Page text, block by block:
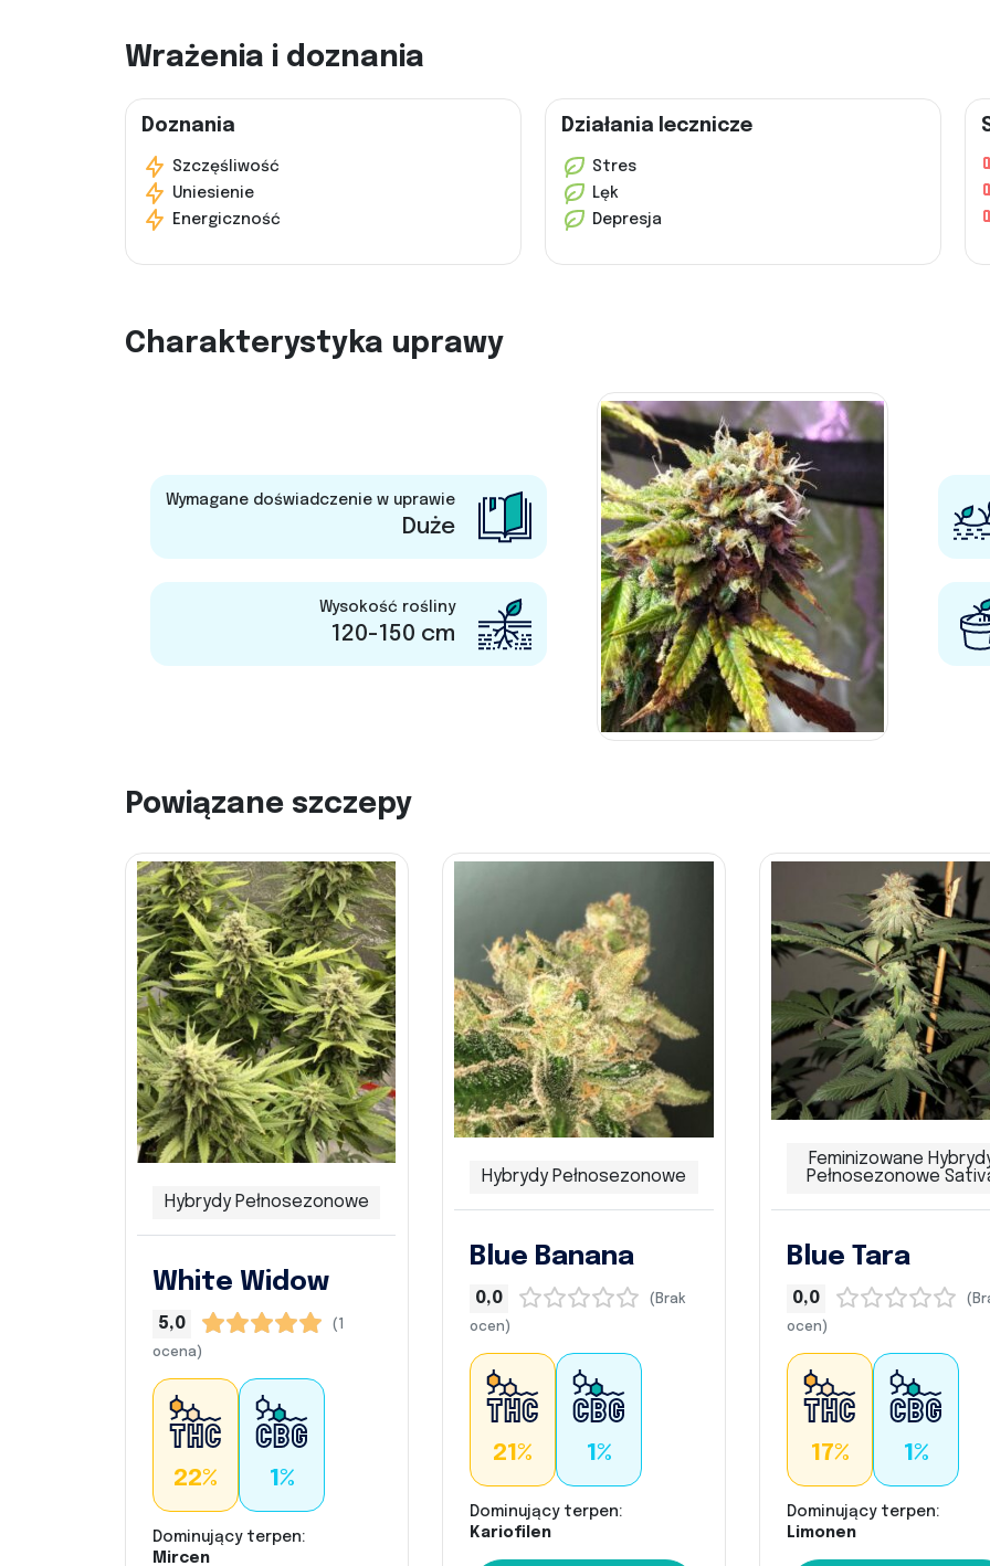
Wrażenia i doznania
Doznania
Szczęśliwość
Uniesienie
Energiczność
Działania lecznicze
Stres
Lęk
Depresja
Charakterystyka uprawy
Wymagane doświadczenie w uprawie
Duże
Wysokość rośliny
120-150 cm
Powiązane szczepy
Hybrydy Pełnosezonowe
White Widow
5,0
(1
ocena)
22% 1%
Dominujący terpen:
Mircen
Hybrydy Pełnosezonowe
Blue Banana
0,0
(Brak
ocen)
21% 1%
Dominujący terpen:
Kariofilen
Feminizowane
Pełnosezonowe
Blue Tara
0,0
ocen)
17% 1%
Dominujący terpen:
Limonen